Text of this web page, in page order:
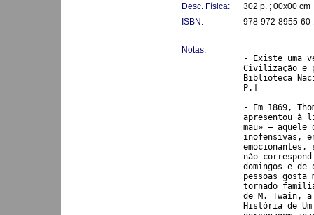
Desc. Física:
302 p. ; 00x00 cm
ISBN:
978-972-8955-
Notas:
- Existe uma
Civilização e
Biblioteca
P.]
- Em 1869,
apresentou à
mau» –
inofensivas,
emocionantes,
não
domingos e de
pessoas
tornado
de M. Twain,
História de